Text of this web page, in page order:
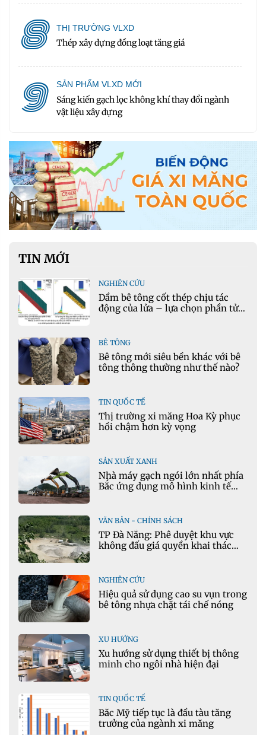
8 THỊ TRƯỜNG VLXD
Thép xây dựng đồng loạt tăng giá
9 SẢN PHẨM VLXD MỚI
Sáng kiến gạch lọc không khí thay đổi ngành
vật liệu xây dựng
TIN MỚI
NGHIÊN CỨU
Dầm bê tông cốt thép chịu tác
động của lửa – lựa chọn phần tử
BÊ TÔNG
Bê tông mới siêu bền khác với bê
tông thông thường như thế nào?
TIN QUỐC TẾ
Thị trường xi măng Hoa Kỳ phục
hồi chậm hơn kỳ vọng
SẢN XUẤT XANH
Nhà máy gạch ngói lớn nhất phía
Bắc ứng dụng mô hình kinh tế
VĂN BẢN - CHÍNH SÁCH
TP Đà Nẵng: Phê duyệt khu vực
không đấu giá quyền khai thác
NGHIÊN CỨU
Hiệu quả sử dụng cao su vụn trong
bê tông nhựa chặt tái chế nóng
XU HƯỚNG
Xu hướng sử dụng thiết bị thông
minh cho ngôi nhà hiện đại
TIN QUỐC TẾ
Bắc Mỹ tiếp tục là đầu tàu tăng
trưởng của ngành xi măng